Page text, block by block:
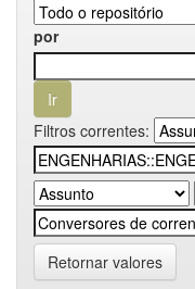
por
Filtros correntes:
Retornar valores